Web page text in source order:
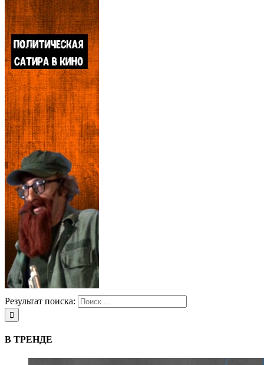
Результат поиска:
В ТРЕНДЕ